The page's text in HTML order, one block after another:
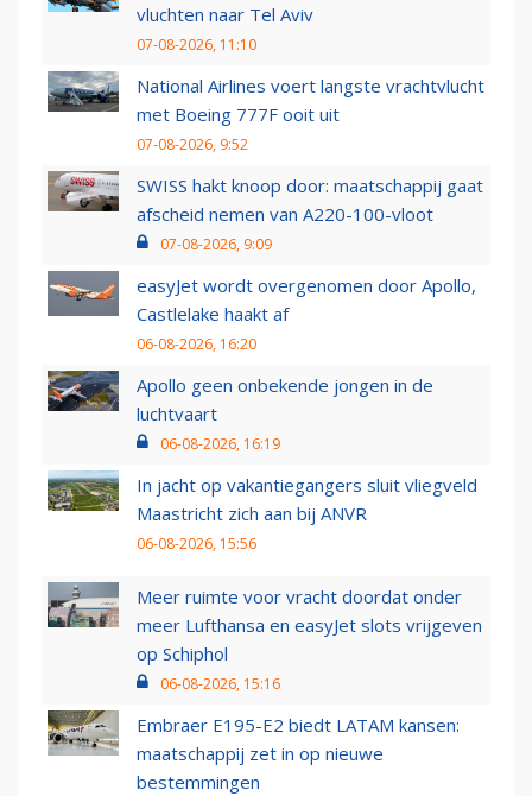
vluchten naar Tel Aviv
07-08-2026, 11:10
National Airlines voert langste vrachtvlucht
met Boeing 777F ooit uit
07-08-2026, 9:52
SWISS hakt knoop door: maatschappij gaat
afscheid nemen van A220-100-vloot
07-08-2026, 9:09
easyJet wordt overgenomen door Apollo,
Castlelake haakt af
06-08-2026, 16:20
Apollo geen onbekende jongen in de
luchtvaart
06-08-2026, 16:19
In jacht op vakantiegangers sluit vliegveld
Maastricht zich aan bij ANVR
06-08-2026, 15:56
Meer ruimte voor vracht doordat onder
meer Lufthansa en easyJet slots vrijgeven
op Schiphol
06-08-2026, 15:16
Embraer E195-E2 biedt LATAM kansen:
maatschappij zet in op nieuwe
bestemmingen